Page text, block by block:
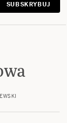
SUBSKRYBUJ